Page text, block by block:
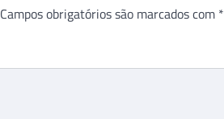
Campos obrigatórios são marcados com *